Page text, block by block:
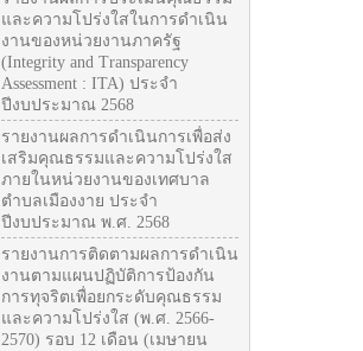
และความโปร่งใสในการดำเนิน
งานของหน่วยงานภาครัฐ
(Integrity and Transparency
Assessment : ITA) ประจำ
ปีงบประมาณ 2568
รายงานผลการดำเนินการเพื่อส่ง
เสริมคุณธรรมและความโปร่งใส
ภายในหน่วยงานของเทศบาล
ตำบลเมืองงาย ประจำ
ปีงบประมาณ พ.ศ. 2568
รายงานการติดตามผลการดำเนิน
งานตามแผนปฏิบัติการป้องกัน
การทุจริตเพื่อยกระดับคุณธรรม
และความโปร่งใส (พ.ศ. 2566-
2570) รอบ 12 เดือน (เมษายน